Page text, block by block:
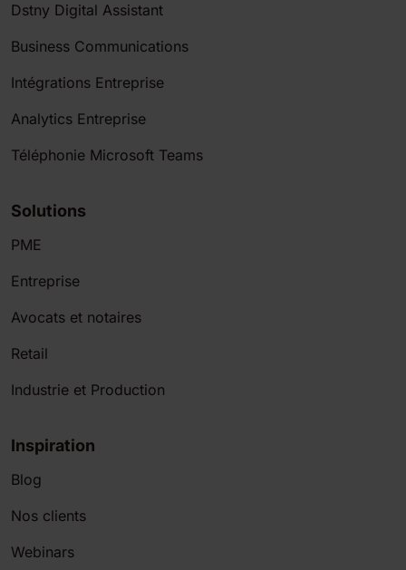
Dstny Digital Assistant
Business Communications
Intégrations Entreprise
Analytics Entreprise
Téléphonie Microsoft Teams
Solutions
PME
Entreprise
Avocats et notaires
Retail
Industrie et Production
Inspiration
Blog
Nos clients
Webinars